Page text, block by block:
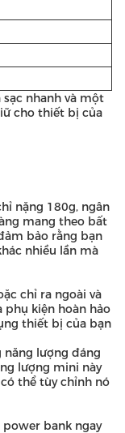
nhanh và một
cho thiết bị của
nặng 180g, ngân
mang theo bất
bảo rằng bạn
nhiều lần mà
chỉ ra ngoài và
phụ kiện hoàn hảo
thiết bị của bạn
lượng đáng
lượng mini này
thể tùy chỉnh nó
bank ngay